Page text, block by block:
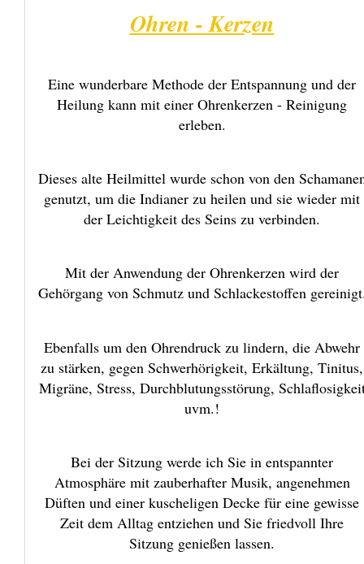
Ohren - Kerzen
Eine wunderbare Methode der Entspannung und der
Heilung kann mit einer Ohrenkerzen - Reinigung
erleben.
Dieses alte Heilmittel wurde schon von den
genutzt, um die Indianer zu heilen und sie wieder mit
der Leichtigkeit des Seins zu verbinden.
Mit der Anwendung der Ohrenkerzen wird der
Gehörgang von Schmutz und Schlackestoffen
Ebenfalls um den Ohrendruck zu lindern, die Abwehr
zu stärken, gegen Schwerhörigkeit, Erkältung, Tinitus,
Migräne, Stress, Durchblutungsstörung,
uvm.!
Bei der Sitzung werde ich Sie in entspannter
Atmosphäre mit zauberhafter Musik, angenehmen
Düften und einer kuscheligen Decke für eine gewisse
Zeit dem Alltag entziehen und Sie friedvoll Ihre
Sitzung genießen lassen.